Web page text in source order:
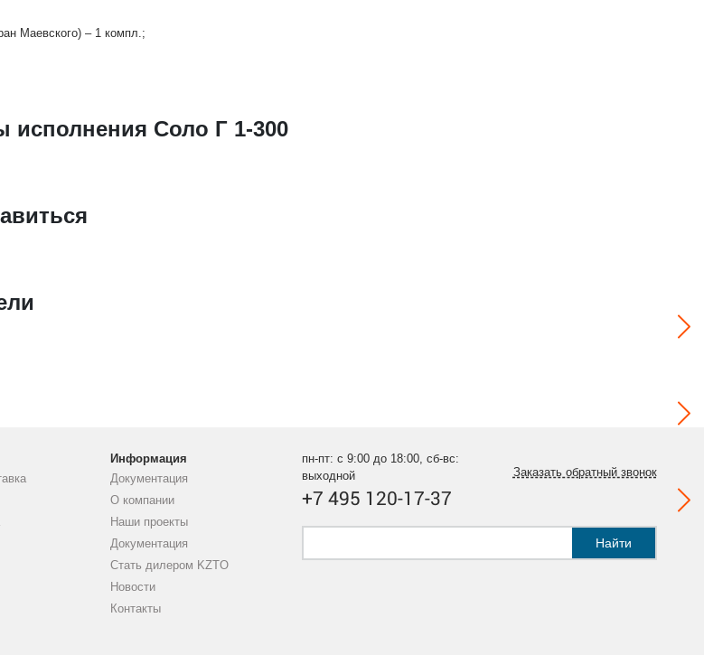
Маевского) – 1 компл.;
исполнения Соло Г 1-300
Информация
Документация
О компании
Наши проекты
Документация
Стать дилером KZTO
Новости
Контакты
пн-пт: с 9:00 до 18:00, сб-вс:
выходной
+7 495 120-17-37
Заказать обратный звонок
Найти